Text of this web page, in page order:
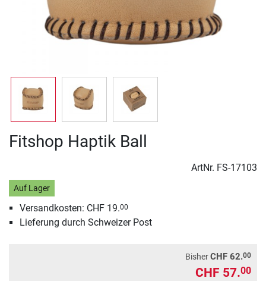
Fitshop Haptik Ball
ArtNr. FS-17103
Auf Lager
Versandkosten: CHF 19.00
Lieferung durch Schweizer Post
BisherCHF 62.00
CHF 57.00